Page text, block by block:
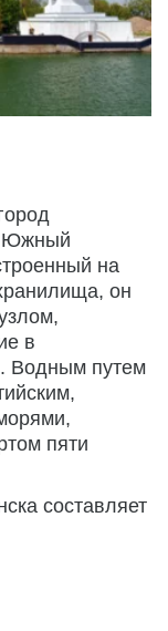
Южный
на
он
в
Водным путем
,
пяти
составляет